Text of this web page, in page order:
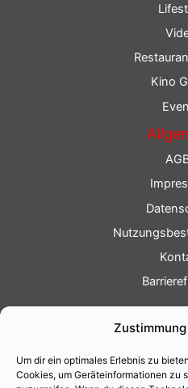
Um dir ein optimales Erlebnis zu
Cookies, um Geräteinformationen zu
Kino